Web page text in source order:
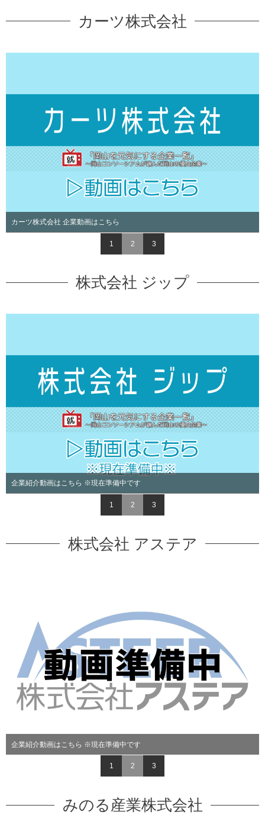
カーツ株式会社
カーツ株式会社 企業動画はこちら
1 2 3
株式会社 ジップ
企業紹介動画はこちら ※現在準備中です
1 2 3
株式会社 アステア
企業紹介動画はこちら ※現在準備中です
1 2 3
みのる産業株式会社